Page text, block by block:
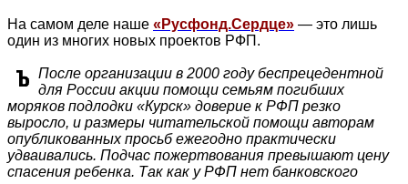
На самом деле наше «Русфонд.Сердце» — это лишь
один из многих новых проектов РФП.
После организации в 2000 году беспрецедентной
для России акции помощи семьям погибших
моряков подлодки «Курск» доверие к РФП резко
выросло, и размеры читательской помощи авторам
опубликованных просьб ежегодно практически
удваивались. Подчас пожертвования превышают цену
спасения ребенка. Так как у РФП нет банковского